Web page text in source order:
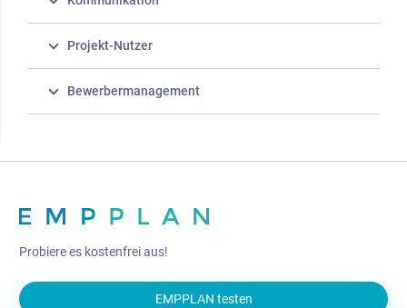
Projekt-Nutzer
Bewerbermanagement
Probiere es kostenfrei aus!
EMPPLAN testen